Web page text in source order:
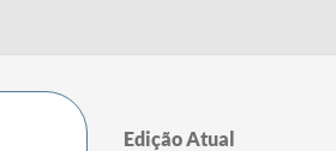
Edição Atual